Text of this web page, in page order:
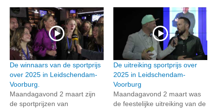
De winnaars van de sportprijs
over 2025 in Leidschendam-
Voorburg.
Maandagavond 2 maart zijn
de sportprijzen van
De uitreiking sportprijs over
2025 in Leidschendam-
Voorburg
Maandagavond 2 maart was
de feestelijke uitreiking van de